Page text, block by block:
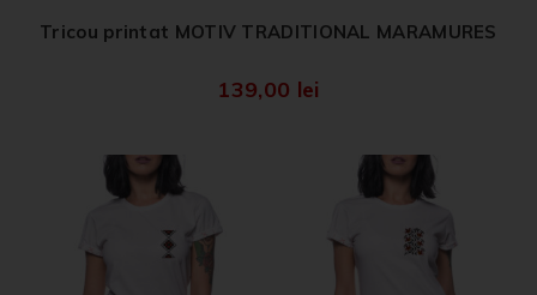
Tricou printat MOTIV TRADITIONAL MARAMURES
139,00 lei